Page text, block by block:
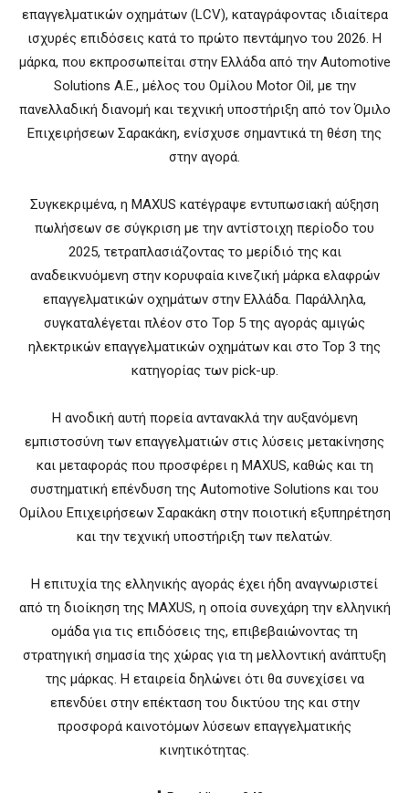
επαγγελματικών οχημάτων (LCV), καταγράφοντας ιδιαίτερα
ισχυρές επιδόσεις κατά το πρώτο πεντάμηνο του 2026. Η
μάρκα, που εκπροσωπείται στην Ελλάδα από την Automotive
Solutions A.E., μέλος του Ομίλου Motor Oil, με την
πανελλαδική διανομή και τεχνική υποστήριξη από τον Όμιλο
Επιχειρήσεων Σαρακάκη, ενίσχυσε σημαντικά τη θέση της
στην αγορά.
Συγκεκριμένα, η MAXUS κατέγραψε εντυπωσιακή αύξηση
πωλήσεων σε σύγκριση με την αντίστοιχη περίοδο του
2025, τετραπλασιάζοντας το μερίδιό της και
αναδεικνυόμενη στην κορυφαία κινεζική μάρκα ελαφρών
επαγγελματικών οχημάτων στην Ελλάδα. Παράλληλα,
συγκαταλέγεται πλέον στο Top 5 της αγοράς αμιγώς
ηλεκτρικών επαγγελματικών οχημάτων και στο Top 3 της
κατηγορίας των pick-up.
Η ανοδική αυτή πορεία αντανακλά την αυξανόμενη
εμπιστοσύνη των επαγγελματιών στις λύσεις μετακίνησης
και μεταφοράς που προσφέρει η MAXUS, καθώς και τη
συστηματική επένδυση της Automotive Solutions και του
Ομίλου Επιχειρήσεων Σαρακάκη στην ποιοτική εξυπηρέτηση
και την τεχνική υποστήριξη των πελατών.
Η επιτυχία της ελληνικής αγοράς έχει ήδη αναγνωριστεί
από τη διοίκηση της MAXUS, η οποία συνεχάρη την ελληνική
ομάδα για τις επιδόσεις της, επιβεβαιώνοντας τη
στρατηγική σημασία της χώρας για τη μελλοντική ανάπτυξη
της μάρκας. Η εταιρεία δηλώνει ότι θα συνεχίσει να
επενδύει στην επέκταση του δικτύου της και στην
προσφορά καινοτόμων λύσεων επαγγελματικής
κινητικότητας.